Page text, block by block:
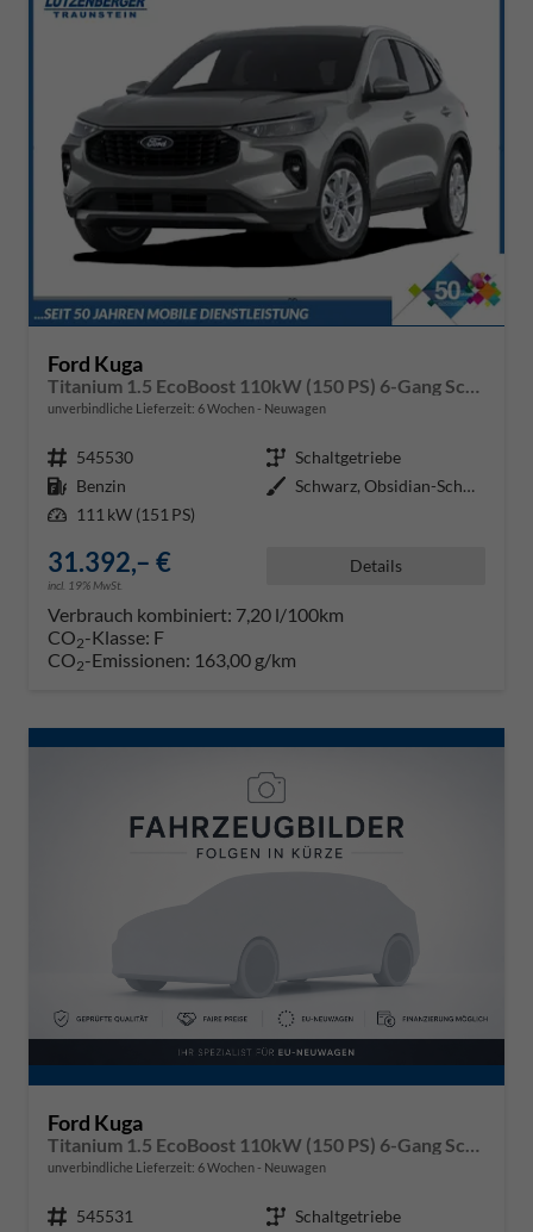
Ford Kuga
unverbindliche Lieferzeit: 6 Wochen Neuwagen
Fahrzeugnr. 545530 Getriebe Schaltgetriebe
Kraftstoff Benzin Außenfarbe
Schwarz, Obsidian-Schwarz Metall
Leistung 111 kW (151 PS)
31.392,– €
incl. 19% MwSt.
Details
Verbrauch kombiniert: 7,20 l/100km
CO2-Klasse: F
CO2-Emissionen: 163,00 g/km
Ford Kuga
unverbindliche Lieferzeit: 6 Wochen Neuwagen
Fahrzeugnr. 545531 Getriebe Schaltgetriebe